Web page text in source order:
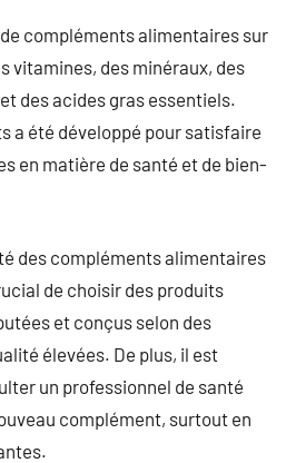
compléments alimentaires sur
vitamines, des minéraux, des
des acides gras essentiels.
a été développé pour satisfaire
en matière de santé et de bien-
des compléments alimentaires
de choisir des produits
et conçus selon des
élevées. De plus, il est
un professionnel de santé
complément, surtout en